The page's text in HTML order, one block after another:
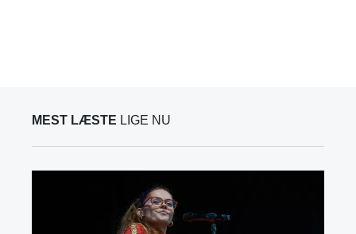
MEST LÆSTE LIGE NU